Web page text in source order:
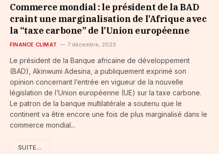
Commerce mondial : le président de la BAD
craint une marginalisation de l’Afrique avec
la “taxe carbone” de l’Union européenne
FINANCE CLIMAT 7 décembre, 2023
Le président de la Banque africaine de développement
(BAD), Akinwumi Adesina, a publiquement exprimé son
opinion concernant l’entrée en vigueur de la nouvelle
législation de l’Union européenne (UE) sur la taxe carbone.
Le patron de la banque multilatérale a soutenu que le
continent va être encore une fois de plus marginalisé dans le
commerce mondial...
SUITE...